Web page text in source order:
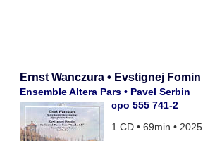
Ernst Wanczura • Evstignej Fomin
Ensemble Altera Pars • Pavel Serbin
cpo 555 741-2
1 CD • 69min • 2025